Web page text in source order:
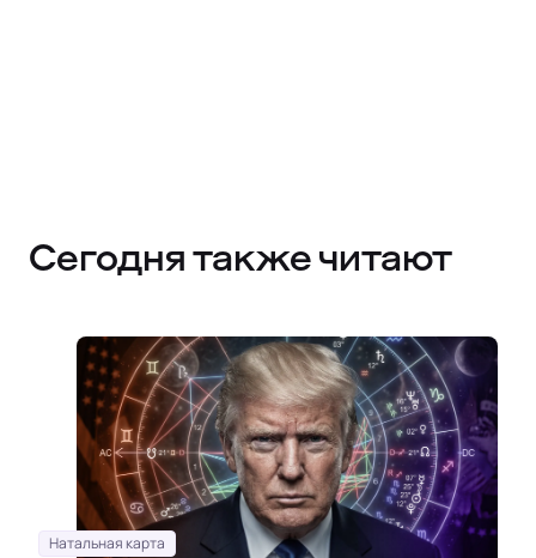
Сегодня также читают
Натальная карта